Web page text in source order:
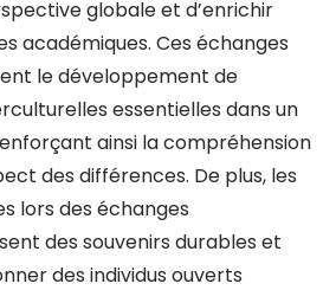
globale et d’enrichir
académiques. Ces échanges
le développement de
essentielles dans un
ainsi la compréhension
des différences. De plus, les
lors des échanges
des souvenirs durables et
des individus ouverts